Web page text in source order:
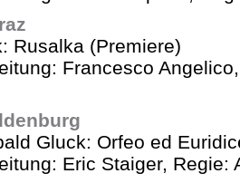
Rusalka (Premiere)
Francesco
Gluck: Orfeo ed
Eric Staiger, Regie: